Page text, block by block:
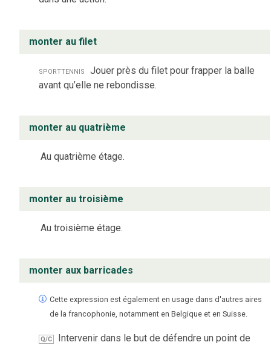
monter au filet
sporttennis Jouer près du filet pour frapper la balle
avant qu’elle ne rebondisse.
monter au quatrième
Au quatrième étage.
monter au troisième
Au troisième étage.
monter aux barricades
Cette expression est également en usage dans d'autres aires
de la francophonie, notamment en Belgique et en Suisse.
Q/C
Intervenir dans le but de défendre un point de